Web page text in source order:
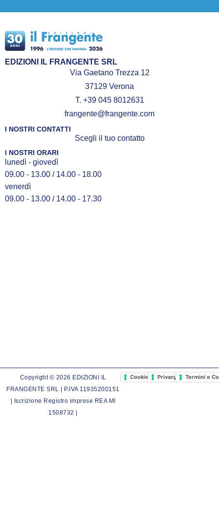
EDIZIONI IL FRANGENTE SRL
Via Gaetano Trezza 12
37129 Verona
T. +39 045 8012631
frangente@frangente.com
I NOSTRI CONTATTI
Scegli il tuo contatto
I NOSTRI ORARI
lunedì - giovedì
09.00 - 13.00 / 14.00 - 18.00
venerdì
09.00 - 13.00 / 14.00 - 17.30
Copyright © 2026 EDIZIONI IL
FRANGENTE SRL | P.IVA 11935200151
| Iscrizione Registro imprese REA MI
1508732 |
Cookie PolicyPrivacy PolicyTermini e